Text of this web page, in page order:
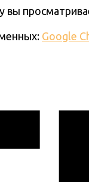
вы
Google